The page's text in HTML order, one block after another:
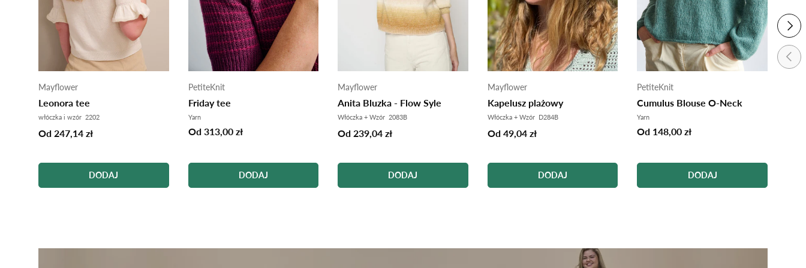
Mayflower
Leonora tee
włóczka i wzór 2202
Od 247,14 zł
DODAJ
PetiteKnit
Friday tee
Yarn
Od 313,00 zł
DODAJ
Mayflower
Anita Bluzka - Flow Syle
Włóczka + Wzór 2083B
Od 239,04 zł
DODAJ
Mayflower
Kapelusz plażowy
Włóczka + Wzór D284B
Od 49,04 zł
DODAJ
PetiteKnit
Cumulus Blouse O-Neck
Yarn
Od 148,00 zł
DODAJ